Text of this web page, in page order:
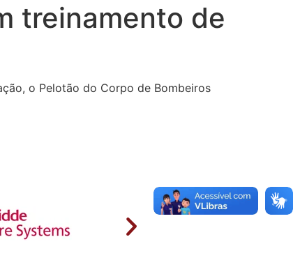
treinamento de
o Pelotão do Corpo de Bombeiros